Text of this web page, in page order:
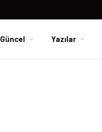
Güncel Yazılar